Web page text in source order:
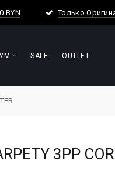
BYN Только
SALE OUTLET
3PP